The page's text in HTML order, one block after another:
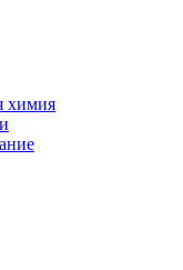
химия